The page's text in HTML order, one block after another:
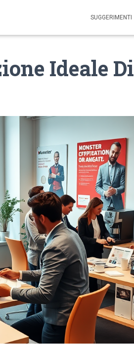
SUGGERIMENTI
Ideale Di